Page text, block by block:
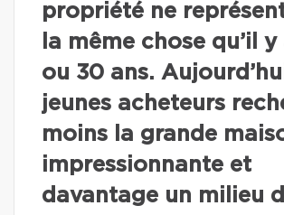
propriété ne
la même chose qu’il
ou 30 ans.
jeunes acheteurs
moins la grande
impressionnante et
davantage un milieu